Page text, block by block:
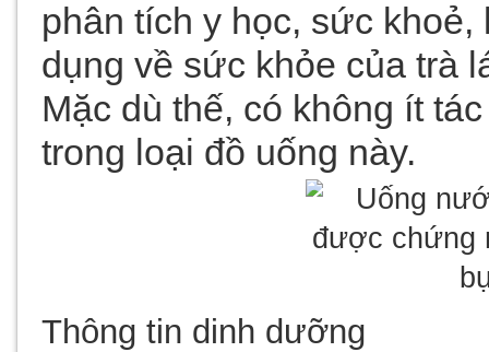
phân tích y học, sức
dụng về sức khỏe của trà
Mặc dù thế, có không ít
trong loại đồ uống này.
Thông tin dinh dưỡng